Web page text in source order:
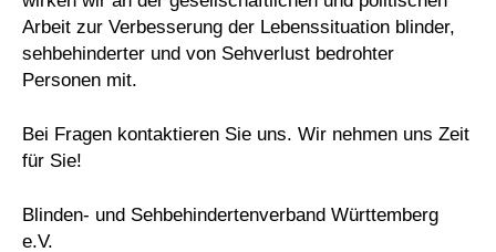
Arbeit zur Verbesserung der Lebenssituation blinder,
sehbehinderter und von Sehverlust bedrohter
Personen mit.
Bei Fragen kontaktieren Sie uns. Wir nehmen uns Zeit
für Sie!
Blinden- und Sehbehindertenverband Württemberg
e.V.